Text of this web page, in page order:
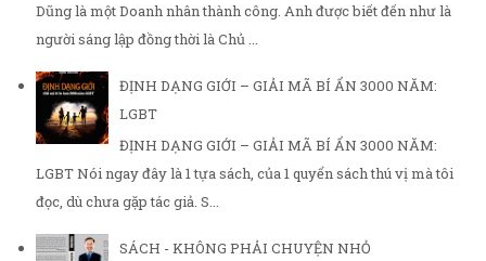
Dũng là một Doanh nhân thành công. Anh được biết đến như là
người sáng lập đồng thời là Chủ ...
ĐỊNH DẠNG GIỚI – GIẢI MÃ BÍ ẨN 3000 NĂM:
LGBT
ĐỊNH DẠNG GIỚI – GIẢI MÃ BÍ ẨN 3000 NĂM:
LGBT Nói ngay đây là 1 tựa sách, của 1 quyển sách thú vị mà tôi
đọc, dù chưa gặp tác giả. S...
SÁCH - KHÔNG PHẢI CHUYỆN NHỎ